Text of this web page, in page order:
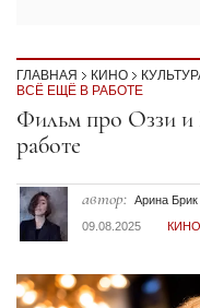
ГЛАВНАЯ КИНО
ВСЁ ЕЩЁ В РАБОТЕ
Секция
Фильм про Оззи
работе
автор: Арина Брик
09.08.2025
КИНО